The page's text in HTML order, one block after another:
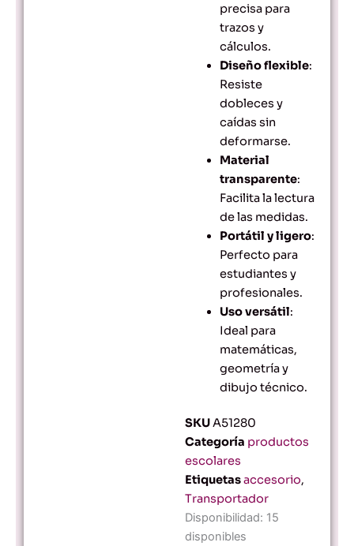
precisa para
trazos y
cálculos.
Diseño flexible:
Resiste
dobleces y
caídas sin
deformarse.
Material
transparente:
Facilita la lectura
de las medidas.
Portátil y ligero:
Perfecto para
estudiantes y
profesionales.
Uso versátil:
Ideal para
matemáticas,
geometría y
dibujo técnico.
SKUA51280
Categoría productos
escolares
Etiquetasaccesorio,
Transportador
Disponibilidad: 15
disponibles
Transportador
Flexible